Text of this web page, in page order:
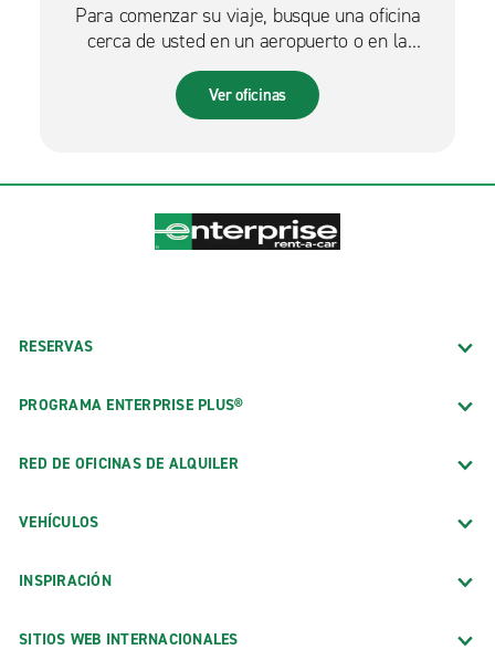
Para comenzar su viaje, busque una oficina
cerca de usted en un aeropuerto o en la
ciudad.
Ver oficinas
RESERVAS
PROGRAMA ENTERPRISE PLUS®
RED DE OFICINAS DE ALQUILER
VEHÍCULOS
INSPIRACIÓN
SITIOS WEB INTERNACIONALES